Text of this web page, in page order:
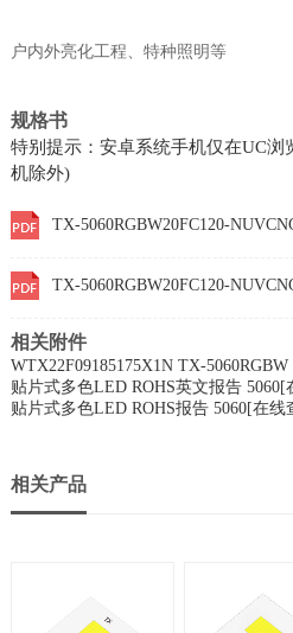
户内外亮化工程、特种照明等
规格书
特别提示：安卓系统手机仅在UC
机除外)
TX-5060RGBW20FC120-NUVCNG-
TX-5060RGBW20FC120-NUVCNG-
相关附件
WTX22F09185175X1N TX-
贴片式多色LED ROHS英文报告 5060[
贴片式多色LED ROHS报告 5060[在线
相关产品